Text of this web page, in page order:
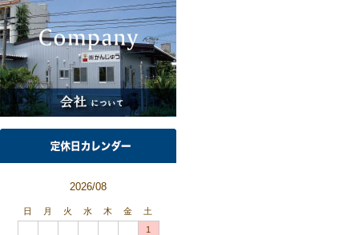
2026/08
日 月 火 水 木 金
土
1